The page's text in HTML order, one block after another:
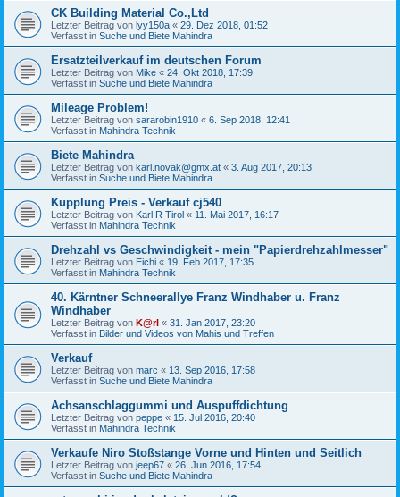
CK Building Material Co.,Ltd
Letzter Beitrag von lyy150a « 29. Dez 2018, 01:52
Verfasst in Suche und Biete Mahindra
Ersatzteilverkauf im deutschen Forum
Letzter Beitrag von Mike « 24. Okt 2018, 17:39
Verfasst in Suche und Biete Mahindra
Mileage Problem!
Letzter Beitrag von sararobin1910 « 6. Sep 2018, 12:41
Verfasst in Mahindra Technik
Biete Mahindra
Letzter Beitrag von karl.novak@gmx.at « 3. Aug 2017, 20:13
Verfasst in Suche und Biete Mahindra
Kupplung Preis - Verkauf cj540
Letzter Beitrag von Karl R Tirol « 11. Mai 2017, 16:17
Verfasst in Mahindra Technik
Drehzahl vs Geschwindigkeit - mein "Papierdrehzahlmesser"
Letzter Beitrag von Eichi « 19. Feb 2017, 17:35
Verfasst in Mahindra Technik
40. Kärntner Schneerallye Franz Windhaber u. Franz
Windhaber
Letzter Beitrag von K@rl « 31. Jan 2017, 23:20
Verfasst in Bilder und Videos von Mahis und Treffen
Verkauf
Letzter Beitrag von marc « 13. Sep 2016, 17:58
Verfasst in Suche und Biete Mahindra
Achsanschlaggummi und Auspuffdichtung
Letzter Beitrag von peppe « 15. Jul 2016, 20:40
Verfasst in Mahindra Technik
Verkaufe Niro Stoßstange Vorne und Hinten und Seitlich
Letzter Beitrag von jeep67 « 26. Jun 2016, 17:54
Verfasst in Suche und Biete Mahindra